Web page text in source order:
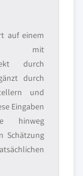
auf einem
mit
durch
durch
und
Eingaben
hinweg
Schätzung